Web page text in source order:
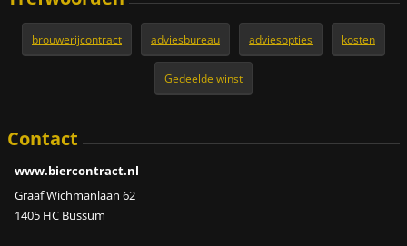
brouwerijcontract adviesbureau adviesopties kosten
Gedeelde winst
Contact
www.biercontract.nl
Graaf Wichmanlaan 62
1405 HC Bussum